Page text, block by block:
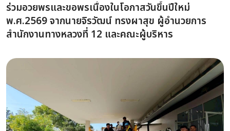
ร่วมอวยพรและขอพรเนื่องในโอกาสวันขึ้นปีใหม่
พ.ศ.2569 จากนายจิรวัฒน์ ทรงผาสุข ผู้อำนวยการ
สำนักงานทางหลวงที่ 12 และคณะผู้บริหาร